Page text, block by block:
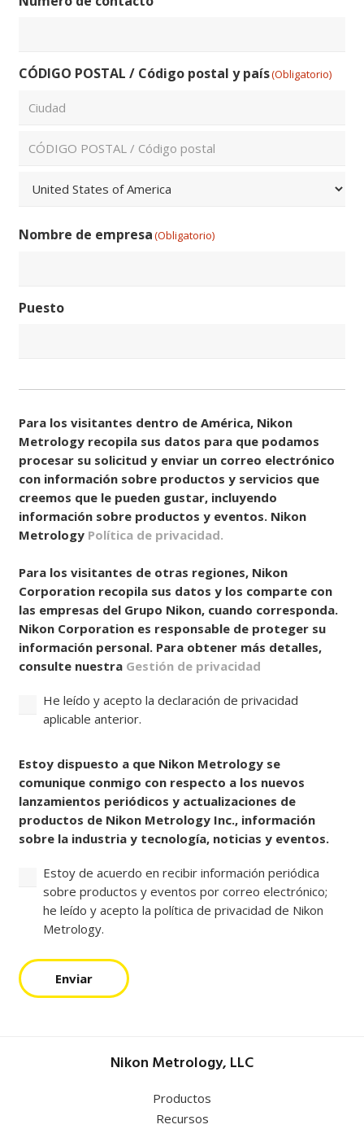
CÓDIGO POSTAL / Código postal y país(Obligatorio)
Postal
Nombre de empresa(Obligatorio)
Puesto
Para los visitantes dentro de América, Nikon
Metrology recopila sus datos para que podamos
procesar su solicitud y enviar un correo electrónico
con información sobre productos y servicios que
creemos que le pueden gustar, incluyendo
información sobre productos y eventos. Nikon
Metrology Política de privacidad.
Para los visitantes de otras regiones, Nikon
Corporation recopila sus datos y los comparte con
las empresas del Grupo Nikon, cuando corresponda.
Nikon Corporation es responsable de proteger su
información personal. Para obtener más detalles,
consulte nuestra Gestión de privacidad
He leído y acepto la declaración de privacidad
aplicable anterior.
Estoy dispuesto a que Nikon Metrology se
comunique conmigo con respecto a los nuevos
lanzamientos periódicos y actualizaciones de
productos de Nikon Metrology Inc., información
sobre la industria y tecnología, noticias y eventos.
Estoy de acuerdo en recibir información periódica
sobre productos y eventos por correo electrónico;
he leído y acepto la política de privacidad de Nikon
Metrology.
Enviar
Nikon Metrology, LLC
Productos
Recursos